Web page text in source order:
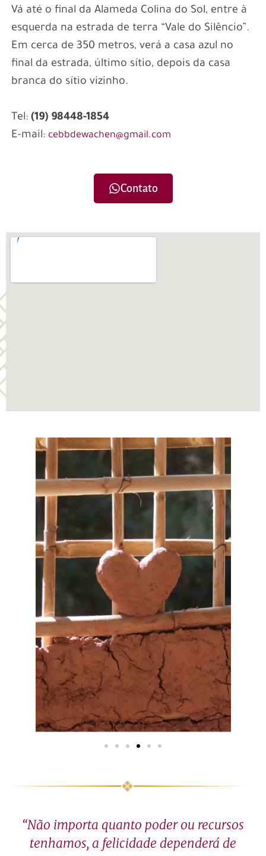
Vá até o final da Alameda Colina do Sol, entre à
esquerda na estrada de terra “Vale do Silêncio”.
Em cerca de 350 metros, verá a casa azul no
final da estrada, último sítio, depois da casa
branca do sítio vizinho.
Tel: (19) 98448-1854
E-mail: cebbdewachen@gmail.com
Contato
“Não importa quanto poder ou recursos
tenhamos, a felicidade dependerá de